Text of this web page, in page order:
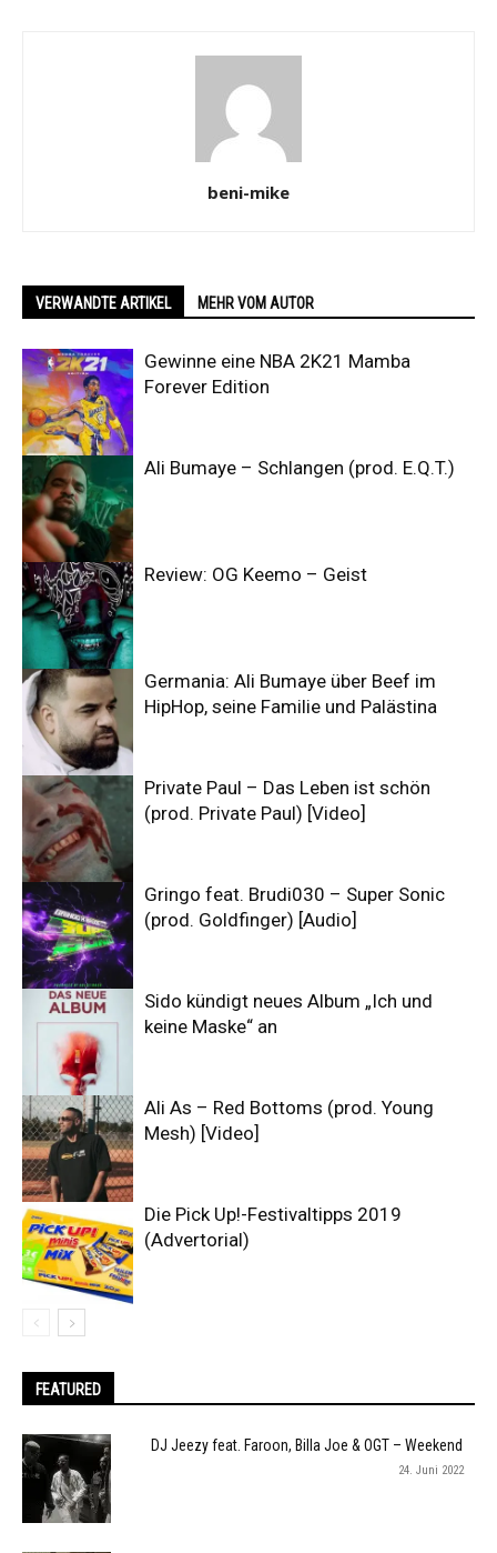
beni-mike
VERWANDTE ARTIKEL MEHR VOM AUTOR
Gewinne eine NBA 2K21 Mamba
Forever Edition
Ali Bumaye – Schlangen (prod. E.Q.T.)
Review: OG Keemo – Geist
Germania: Ali Bumaye über Beef im
HipHop, seine Familie und Palästina
Private Paul – Das Leben ist schön
(prod. Private Paul) [Video]
Gringo feat. Brudi030 – Super Sonic
(prod. Goldfinger) [Audio]
Sido kündigt neues Album „Ich und
keine Maske“ an
Ali As – Red Bottoms (prod. Young
Mesh) [Video]
Die Pick Up!-Festivaltipps 2019
(Advertorial)
FEATURED
DJ Jeezy feat. Faroon, Billa Joe & OGT – Weekend
24. Juni 2022